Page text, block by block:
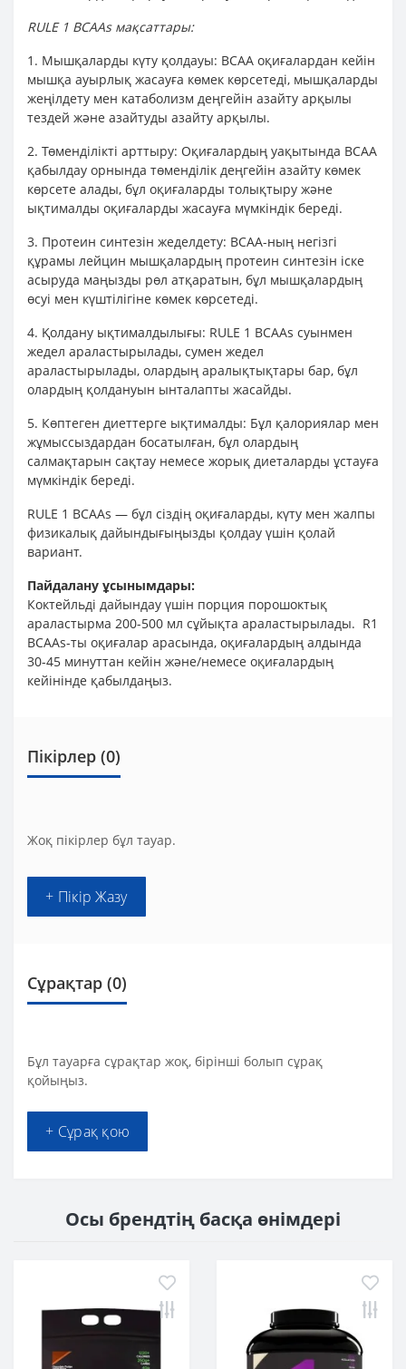
RULE 1 BCAAs мақсаттары:
1. Мышқаларды күту қолдауы: BCAA оқиғалардан кейін
мышқа ауырлық жасауға көмек көрсетеді, мышқаларды
жеңілдету мен катаболизм деңгейін азайту арқылы
тездей және азайтуды азайту арқылы.
2. Төменділікті арттыру: Оқиғалардың уақытында BCAA
қабылдау орнында төменділік деңгейін азайту көмек
көрсете алады, бұл оқиғаларды толықтыру және
ықтималды оқиғаларды жасауға мүмкіндік береді.
3. Протеин синтезін жеделдету: BCAA-ның негізгі
құрамы лейцин мышқалардың протеин синтезін іске
асыруда маңызды рөл атқаратын, бұл мышқалардың
өсуі мен күштілігіне көмек көрсетеді.
4. Қолдану ықтималдылығы: RULE 1 BCAAs суынмен
жедел араластырылады, сумен жедел
араластырылады, олардың аралықтықтары бар, бұл
олардың қолдануын ынталапты жасайды.
5. Көптеген диеттерге ықтималды: Бұл қалориялар мен
жұмыссыздардан босатылған, бұл олардың
салмақтарын сақтау немесе жорық диеталарды ұстауға
мүмкіндік береді.
RULE 1 BCAAs — бұл сіздің оқиғаларды, күту мен жалпы
физикалық дайындығыңызды қолдау үшін қолай
вариант.
Пайдалану ұсынымдары:
Коктейльді дайындау үшін порция порошоктық
араластырма 200-500 мл сұйықта араластырылады. R1
BCAAs-ты оқиғалар арасында, оқиғалардың алдында
30-45 минуттан кейін және/немесе оқиғалардың
кейінінде қабылдаңыз.
Пікірлер (0)
Жоқ пікірлер бұл тауар.
+ Пікір Жазу
Сұрақтар (0)
Бұл тауарға сұрақтар жоқ, бірінші болып сұрақ
қойыңыз.
+ Сұрақ қою
Осы брендтің басқа өнімдері